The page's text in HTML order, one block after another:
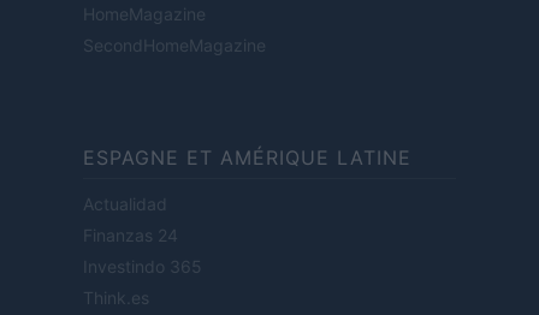
HomeMagazine
SecondHomeMagazine
ESPAGNE ET AMÉRIQUE LATINE
Actualidad
Finanzas 24
Investindo 365
Think.es